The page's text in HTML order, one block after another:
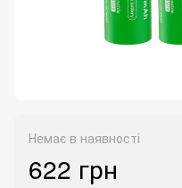
Немає в наявності
622 грн